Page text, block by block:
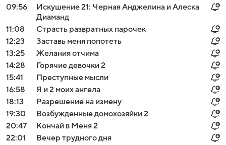
09:56
Искушение 21: Черная Анджелина и Алеска
Диаманд
11:08
Страсть развратных парочек
12:23
Заставь меня попотеть
13:25
Желания отчима
14:28
Горячие девочки 2
15:41
Преступные мысли
16:58
Я и 2 моих ангела
18:13
Разрешение на измену
19:30
Возбужденные домохозяйки 2
20:47
Кончай в Меня 2
22:01
Вечер трудного дня